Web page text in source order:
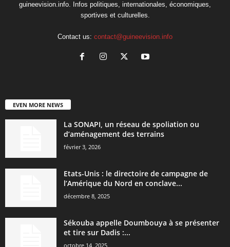
guineevision.info. Infos politiques, internationales, économiques,
sportives et culturelles.
Contact us: contact@guineevision.info
EVEN MORE NEWS
La SONAPI, un réseau de spoliation ou
d’aménagement des terrains
février 3, 2026
Etats-Unis : le directoire de campagne de
l’Amérique du Nord en conclave...
décembre 8, 2025
Sékouba appelle Doumbouya à se présenter
et tire sur Dadis :...
octobre 14, 2025